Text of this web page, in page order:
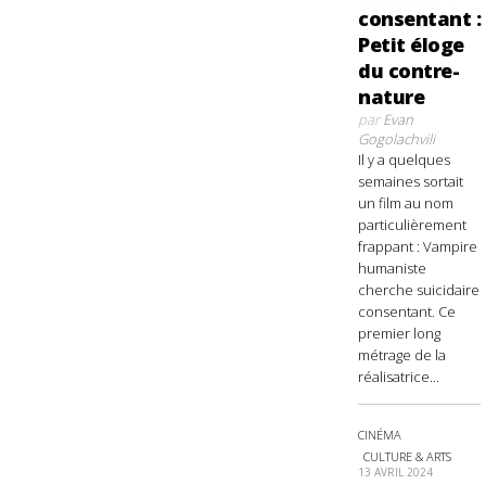
consentant :
Petit éloge
du contre-
nature
parEvan
Gogolachvili
Il y a quelques
semaines sortait
un film au nom
particulièrement
frappant : Vampire
humaniste
cherche suicidaire
consentant. Ce
premier long
métrage de la
réalisatrice...
CINÉMA
CULTURE & ARTS
13 AVRIL 2024